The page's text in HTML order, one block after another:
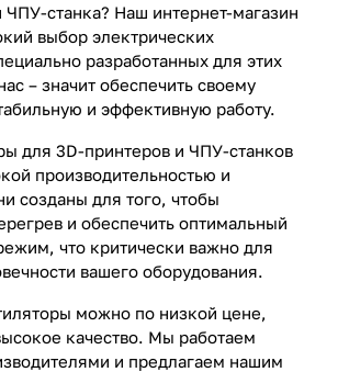
ЧПУ-станка? Наш интернет-магазин
выбор электрических
разработанных для этих
– значит обеспечить своему
и эффективную работу.
для 3D-принтеров и ЧПУ-станков
производительностью и
созданы для того, чтобы
и обеспечить оптимальный
что критически важно для
вашего оборудования.
можно по низкой цене,
качество. Мы работаем
и предлагаем нашим